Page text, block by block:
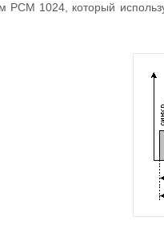
PCM 1024, который